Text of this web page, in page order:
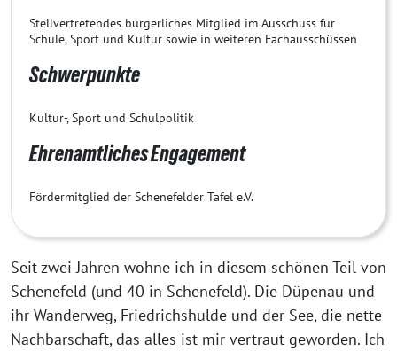
Stellvertretendes bürgerliches Mitglied im Ausschuss für
Schule, Sport und Kultur sowie in weiteren Fachausschüssen
Schwerpunkte
Kultur-, Sport und Schulpolitik
Ehrenamtliches Engagement
Fördermitglied der Schenefelder Tafel e.V.
Seit zwei Jahren wohne ich in diesem schönen Teil von
Schenefeld (und 40 in Schenefeld). Die Düpenau und
ihr Wanderweg, Friedrichshulde und der See, die nette
Nachbarschaft, das alles ist mir vertraut geworden. Ich